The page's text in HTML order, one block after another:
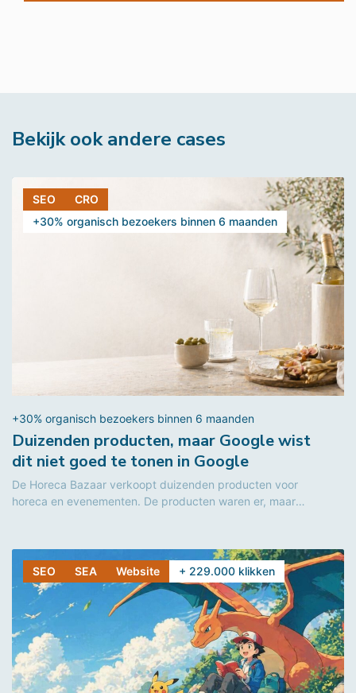
Bekijk ook andere cases
SEO
CRO
+30% organisch bezoekers binnen 6 maanden
+30% organisch bezoekers binnen 6 maanden
Duizenden producten, maar Google wist
dit niet goed te tonen in Google
De Horeca Bazaar verkoopt duizenden producten voor
horeca en evenementen. De producten waren er, maar
SEO SEA Website + 229.000 klikken